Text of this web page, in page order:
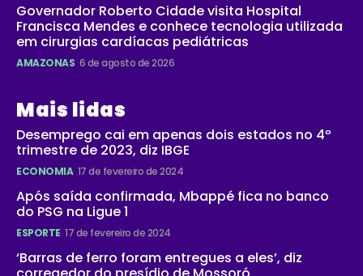
Governador Roberto Cidade visita Hospital
Francisca Mendes e conhece tecnologia utilizada
em cirurgias cardíacas pediátricas
AMAZONAS 6 de agosto de 2026
Mais lidas
Desemprego cai em apenas dois estados no 4º
trimestre de 2023, diz IBGE
ECONOMIA 17 de fevereiro de 2024
Após saída confirmada, Mbappé fica no banco
do PSG na Ligue 1
ESPORTE 17 de fevereiro de 2024
‘Barras de ferro foram entregues a eles’, diz